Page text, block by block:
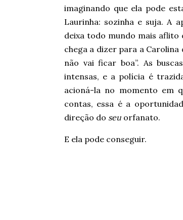
imaginando que ela pode
Laurinha: sozinha e suja. A
deixa todo mundo mais aflito
chega a dizer para a Carolina
não vai ficar boa”. As
intensas, e a polícia é
acioná-la no momento em
contas, essa é a
direção do seu orfanato.
E ela pode conseguir.